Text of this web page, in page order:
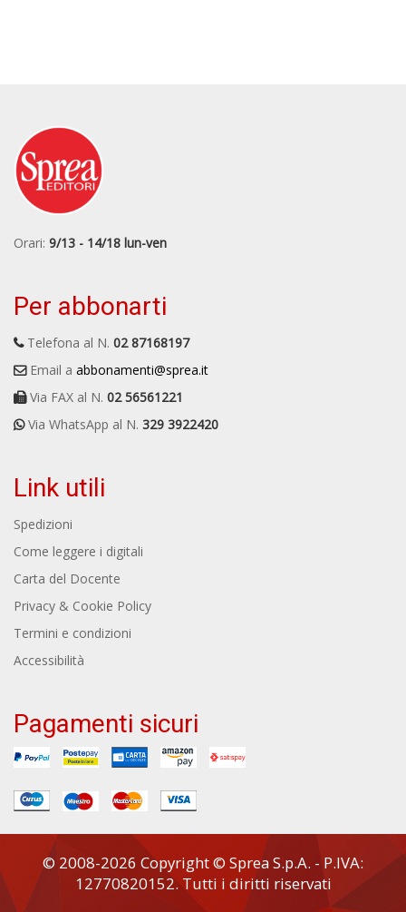
Orari: 9/13 - 14/18 lun-ven
Per abbonarti
Telefona al N. 02 87168197
Email a abbonamenti@sprea.it
Via FAX al N. 02 56561221
Via WhatsApp al N. 329 3922420
Link utili
Spedizioni
Come leggere i digitali
Carta del Docente
Privacy & Cookie Policy
Termini e condizioni
Accessibilità
Pagamenti sicuri
© 2008-2026 Copyright © Sprea S.p.A. - P.IVA:
12770820152. Tutti i diritti riservati